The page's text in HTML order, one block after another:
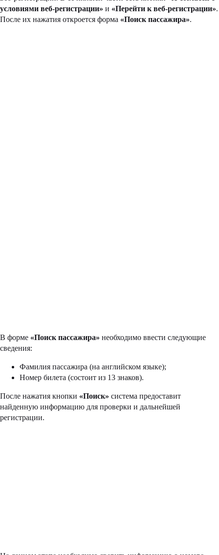
условиями веб-регистрации» и «Перейти к веб-регистрации».
После их нажатия откроется форма «Поиск пассажира».
В форме «Поиск пассажира» необходимо ввести следующие
сведения:
Фамилия пассажира (на английском языке);
Номер билета (состоит из 13 знаков).
После нажатия кнопки «Поиск» система предоставит
найденную информацию для проверки и дальнейшей
регистрации.